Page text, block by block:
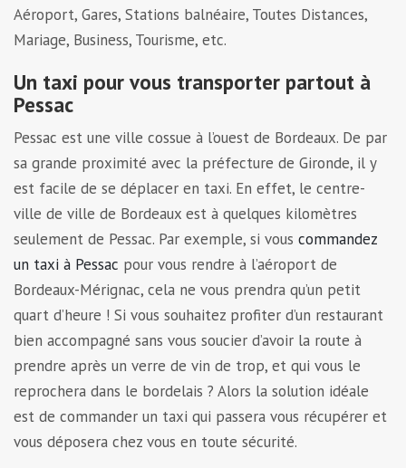
Aéroport, Gares, Stations balnéaire, Toutes Distances,
Mariage, Business, Tourisme, etc.
Un taxi pour vous transporter partout à
Pessac
Pessac est une ville cossue à l’ouest de Bordeaux. De par
sa grande proximité avec la préfecture de Gironde, il y
est facile de se déplacer en taxi. En effet, le centre-
ville de ville de Bordeaux est à quelques kilomètres
seulement de Pessac. Par exemple, si vous commandez
un taxi à Pessac pour vous rendre à l’aéroport de
Bordeaux-Mérignac, cela ne vous prendra qu’un petit
quart d’heure ! Si vous souhaitez profiter d’un restaurant
bien accompagné sans vous soucier d’avoir la route à
prendre après un verre de vin de trop, et qui vous le
reprochera dans le bordelais ? Alors la solution idéale
est de commander un taxi qui passera vous récupérer et
vous déposera chez vous en toute sécurité.